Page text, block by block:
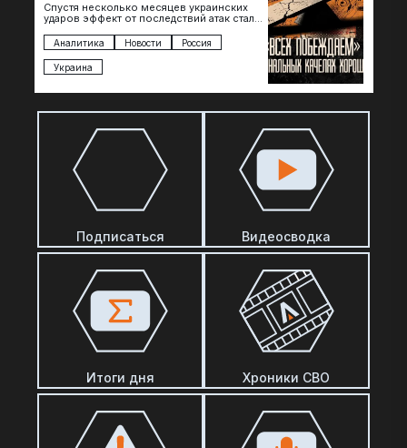
Спустя несколько месяцев украинских
ударов эффект от последствий атак стал
коллапса розничной торговли не…
Аналитика Новости Россия
Украина
Подписаться Видеосводка
Итоги дня Хроники СВО